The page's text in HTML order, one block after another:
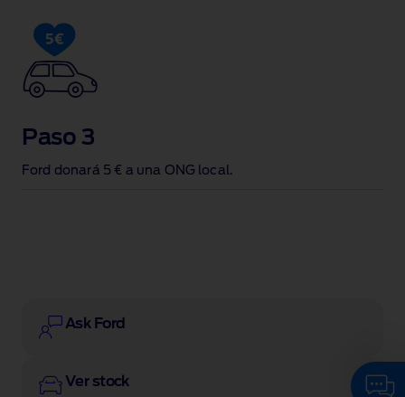
Paso 3
Ford donará 5 € a una ONG local.
Ask Ford
Ver stock